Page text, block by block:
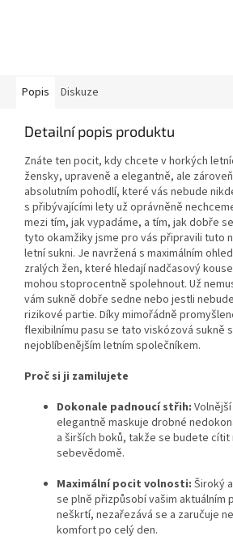
Popis Diskuze
Detailní popis produktu
Znáte ten pocit, kdy chcete v horkých
žensky, upraveně a elegantně, ale
absolutním pohodlí, které vás nebude
s přibývajícími lety už oprávněně
mezi tím, jak vypadáme, a tím, jak dobře
tyto okamžiky jsme pro vás připravili tuto
letní sukni. Je navržená s maximálním
zralých žen, které hledají nadčasový
mohou stoprocentně spolehnout. Už
vám sukně dobře sedne nebo jestli
rizikové partie. Díky mimořádně
flexibilnímu pasu se tato viskózová sukně
nejoblíbenějším letním společníkem.
Proč si ji zamilujete
Dokonale padnoucí střih:
elegantně maskuje drobné
a širších boků, takže se budete cítit
sebevědomě.
Maximální pocit volnosti: Široký
se plně přizpůsobí vašim aktuálním
neškrtí, nezařezává se a zaručuje
komfort po celý den.